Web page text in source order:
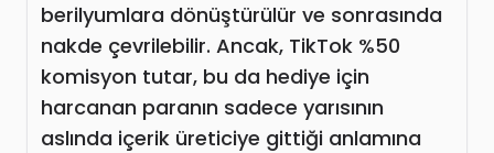
berilyumlara dönüştürülür ve sonrasında
nakde çevrilebilir. Ancak, TikTok %50
komisyon tutar, bu da hediye için
harcanan paranın sadece yarısının
aslında içerik üreticiye gittiği anlamına